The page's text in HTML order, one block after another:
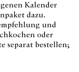
Kalender
dazu.
und
oder
separat bestellen;